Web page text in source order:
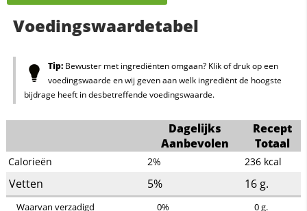
Voedingswaardetabel
Tip:Bewuster met ingrediënten omgaan? Klik of druk op een
voedingswaarde en wij geven aan welk ingrediënt de hoogste
bijdrage heeft in desbetreffende voedingswaarde.
Dagelijks
Aanbevolen
Recept
Totaal
Calorieën 2% 236 kcal
Vetten 5% 16 g.
Waarvan verzadigd 0% 0g.